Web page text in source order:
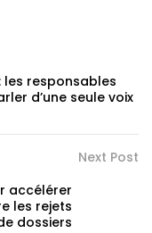
les responsables
d’une seule voix
Next Post
accélérer
les rejets
dossiers